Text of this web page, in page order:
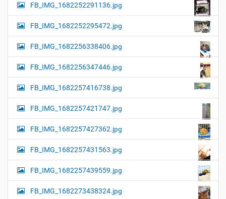
FB_IMG_1682252291136.jpg
FB_IMG_1682252295472.jpg
FB_IMG_1682256338406.jpg
FB_IMG_1682256347446.jpg
FB_IMG_1682257416738.jpg
FB_IMG_1682257421747.jpg
FB_IMG_1682257427362.jpg
FB_IMG_1682257431563.jpg
FB_IMG_1682257439559.jpg
FB_IMG_1682273438324.jpg